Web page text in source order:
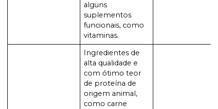
alguns
suplementos
funcionais, como
vitaminas.
Ingredientes de
alta qualidade e
com ótimo teor
de proteína de
origem animal,
como carne